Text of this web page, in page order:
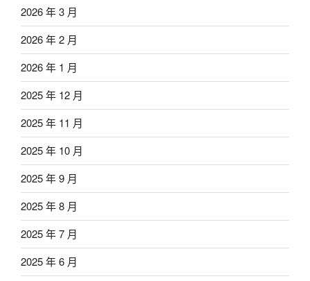
2026 年 3 月
2026 年 2 月
2026 年 1 月
2025 年 12 月
2025 年 11 月
2025 年 10 月
2025 年 9 月
2025 年 8 月
2025 年 7 月
2025 年 6 月